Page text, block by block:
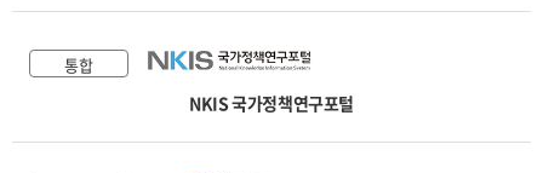
통합
NKIS 국가정책연구포털